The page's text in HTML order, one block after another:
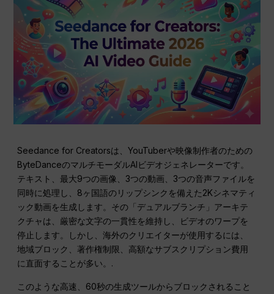
Seedance for Creatorsは、YouTuberや映像制作者のための
ByteDanceのマルチモーダルAIビデオジェネレーターです。
テキスト、最大9つの画像、3つの動画、3つの音声ファイルを
同時に処理し、8ヶ国語のリップシンクを備えた2Kシネマティ
ック動画を生成します。その「デュアルブランチ」アーキテ
クチャは、厳密な文字の一貫性を維持し、ビデオのワープを
停止します。しかし、海外のクリエイターが使用するには、
地域ブロック、著作権制限、高額なサブスクリプション費用
に直面することが多い。.
このような高速、60秒の生成ツールからブロックされること